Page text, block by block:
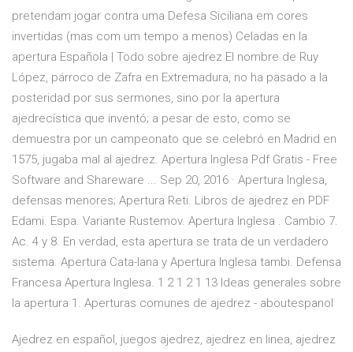
pretendam jogar contra uma Defesa Siciliana em cores
invertidas (mas com um tempo a menos) Celadas en la
apertura Española | Todo sobre ajedrez El nombre de Ruy
López, párroco de Zafra en Extremadura, no ha pasado a la
posteridad por sus sermones, sino por la apertura
ajedrecística que inventó; a pesar de esto, como se
demuestra por un campeonato que se celebró en Madrid en
1575, jugaba mal al ajedrez. Apertura Inglesa Pdf Gratis - Free
Software and Shareware ... Sep 20, 2016 · Apertura Inglesa,
defensas menores; Apertura Reti. Libros de ajedrez en PDF
Edami. Espa. Variante Rustemov. Apertura Inglesa . Cambio 7.
Ac. 4 y 8. En verdad, esta apertura se trata de un verdadero
sistema. Apertura Cata-lana y Apertura Inglesa tambi. Defensa
Francesa Apertura Inglesa. 1 2 1 2 1 13 Ideas generales sobre
la apertura 1. Aperturas comunes de ajedrez - aboutespanol
Ajedrez en español, juegos ajedrez, ajedrez en linea, ajedrez